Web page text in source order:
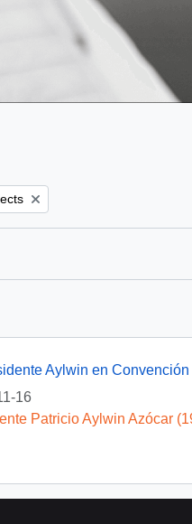
Aylwin en
16
Patricio Aylwin Azócar